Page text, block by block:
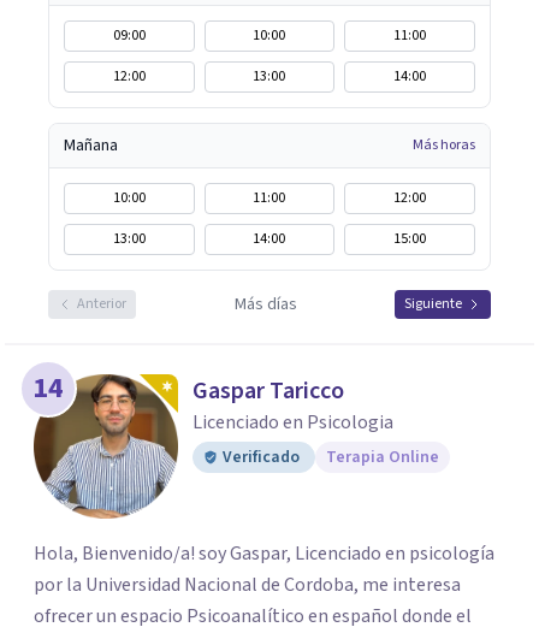
09:00 10:00
11:00
12:00
13:00 14:00
Mañana Más horas
10:00 11:00
12:00
13:00
14:00 15:00
Anterior Más días Siguiente
14 Gaspar Taricco
Licenciado en Psicologia
Verificado Terapia Online
Hola, Bienvenido/a! soy Gaspar, Licenciado en psicología
por la Universidad Nacional de Cordoba, me interesa
ofrecer un espacio Psicoanalítico en español donde el